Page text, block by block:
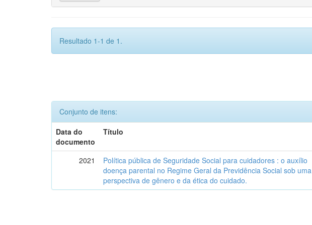
Resultado 1-1 de 1.
Conjunto de itens:
Data do
documento
Título
2021
Política pública de Seguridade Social para cuidadores : o auxílio
doença parental no Regime Geral da Previdência Social sob uma
perspectiva de gênero e da ética do cuidado.